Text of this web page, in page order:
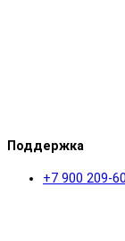
Поддержка
+7 900 209-